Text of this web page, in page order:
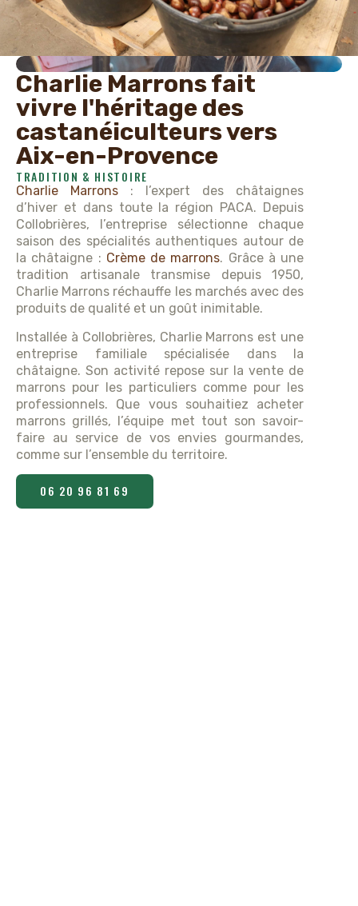
Charlie Marrons fait
vivre l'héritage des
castanéiculteurs vers
Aix-en-Provence
TRADITION & HISTOIRE
Charlie Marrons : l’expert des châtaignes
d’hiver et dans toute la région PACA. Depuis
Collobrières, l’entreprise sélectionne chaque
saison des spécialités authentiques autour de
la châtaigne : Crème de marrons. Grâce à une
tradition artisanale transmise depuis 1950,
Charlie Marrons réchauffe les marchés avec des
produits de qualité et un goût inimitable.
Installée à Collobrières, Charlie Marrons est une
entreprise familiale spécialisée dans la
châtaigne. Son activité repose sur la vente de
marrons pour les particuliers comme pour les
professionnels. Que vous souhaitiez acheter
marrons grillés, l’équipe met tout son savoir-
faire au service de vos envies gourmandes,
comme sur l’ensemble du territoire.
06 20 96 81 69